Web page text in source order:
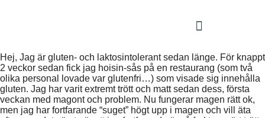
Hej, Jag är gluten- och laktosintolerant sedan länge. För knappt
2 veckor sedan fick jag hoisin-sås på en restaurang (som två
olika personal lovade var glutenfri…) som visade sig innehålla
gluten. Jag har varit extremt trött och matt sedan dess, första
veckan med magont och problem. Nu fungerar magen rätt ok,
men jag har fortfarande “suget” högt upp i magen och vill äta